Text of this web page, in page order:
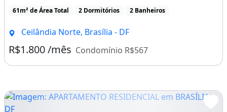
61m² de Área Total 2 Dormitórios 2 Banheiros
Ceilândia Norte, Brasília - DF
R$1.800 /mês Condomínio R$567